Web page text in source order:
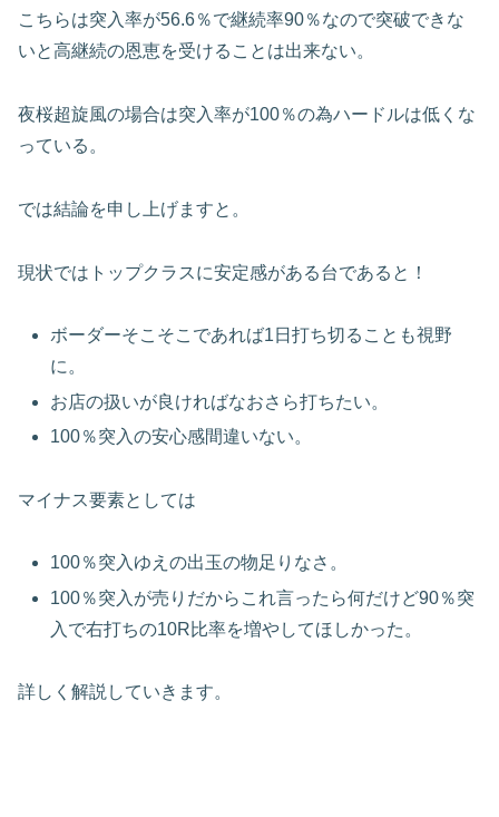
こちらは突入率が56.6％で継続率90％なので突破できな
いと高継続の恩恵を受けることは出来ない。
夜桜超旋風の場合は突入率が100％の為ハードルは低くな
っている。
では結論を申し上げますと。
現状ではトップクラスに安定感がある台であると！
ボーダーそこそこであれば1日打ち切ることも視野
に。
お店の扱いが良ければなおさら打ちたい。
100％突入の安心感間違いない。
マイナス要素としては
100％突入ゆえの出玉の物足りなさ。
100％突入が売りだからこれ言ったら何だけど90％突
入で右打ちの10R比率を増やしてほしかった。
詳しく解説していきます。